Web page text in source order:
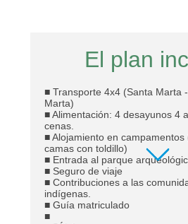
El plan
■ Transporte 4x4 (Santa Marta
Marta)
■ Alimentación: 4 desayunos 4
cenas.
■ Alojamiento en campamentos
camas con toldillo)
■ Entrada al parque
■ Seguro de viaje
■ Contribuciones a las
indígenas.
■ Guía matriculado
■